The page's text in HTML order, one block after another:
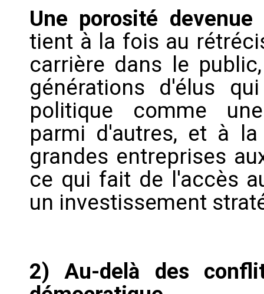
Une porosité
tient à la fois au
carrière dans le
générations d'élus
politique comme
parmi d'autres, et à
grandes entreprises
ce qui fait de l'accès
un investissement
2) Au-delà des